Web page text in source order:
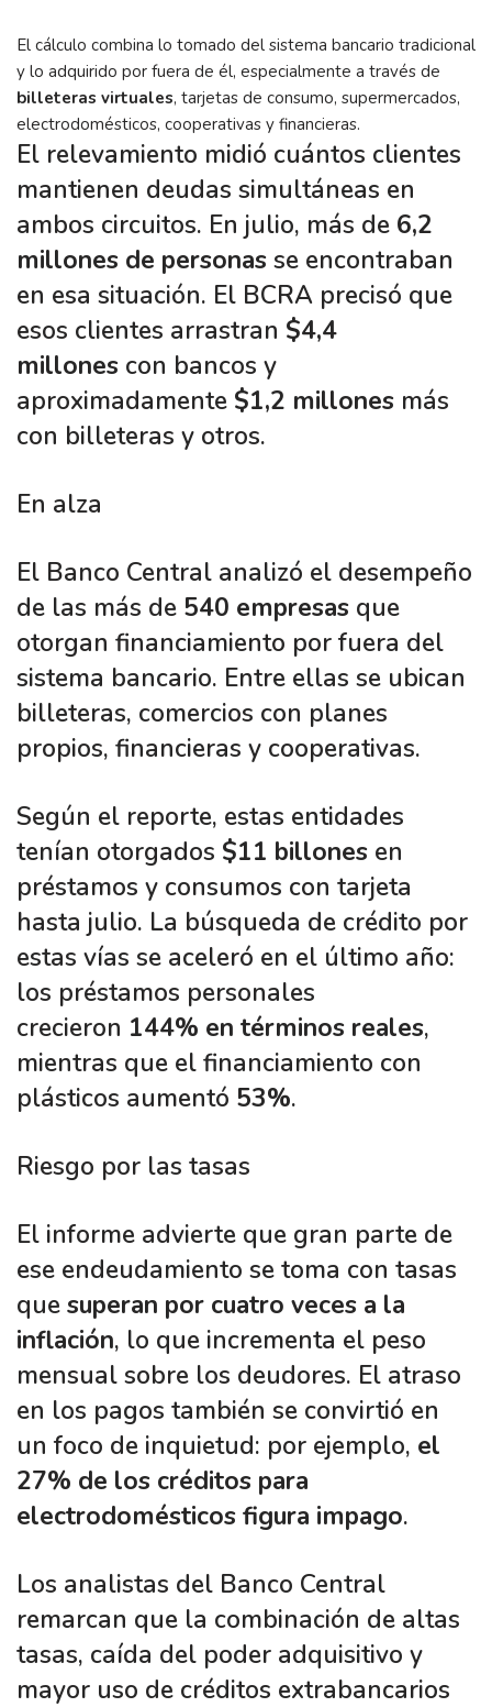
El cálculo combina lo tomado del sistema bancario tradicional
y lo adquirido por fuera de él, especialmente a través de
billeteras virtuales, tarjetas de consumo, supermercados,
electrodomésticos, cooperativas y financieras.
El relevamiento midió cuántos clientes
mantienen deudas simultáneas en
ambos circuitos. En julio, más de 6,2
millones de personas se encontraban
en esa situación. El BCRA precisó que
esos clientes arrastran $4,4
millones con bancos y
aproximadamente $1,2 millones más
con billeteras y otros.
En alza
El Banco Central analizó el desempeño
de las más de 540 empresas que
otorgan financiamiento por fuera del
sistema bancario. Entre ellas se ubican
billeteras, comercios con planes
propios, financieras y cooperativas.
Según el reporte, estas entidades
tenían otorgados $11 billones en
préstamos y consumos con tarjeta
hasta julio. La búsqueda de crédito por
estas vías se aceleró en el último año:
los préstamos personales
crecieron 144% en términos reales,
mientras que el financiamiento con
plásticos aumentó 53%.
Riesgo por las tasas
El informe advierte que gran parte de
ese endeudamiento se toma con tasas
quesuperan por cuatro veces a la
inflación, lo que incrementa el peso
mensual sobre los deudores. El atraso
en los pagos también se convirtió en
un foco de inquietud: por ejemplo, el
27% de los créditos para
electrodomésticos figura impago.
Los analistas del Banco Central
remarcan que la combinación de altas
tasas, caída del poder adquisitivo y
mayor uso de créditos extrabancarios